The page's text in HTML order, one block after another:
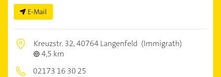
E-Mail
Kreuzstr. 32,40764 Langenfeld (Immigrath)
4,5 km
02173 16 30 25